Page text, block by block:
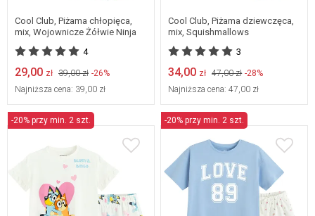
Cool Club, Piżama chłopięca,
mix, Wojownicze Żółwie Ninja
4
29,00 zł 39,00 zł -26%
Najniższa cena: 39,00 zł
Cool Club, Piżama dziewczęca,
mix, Squishmallows
3
34,00 zł 47,00 zł -28%
Najniższa cena: 47,00 zł
-20% przy min. 2 szt. -20% przy min. 2 szt.